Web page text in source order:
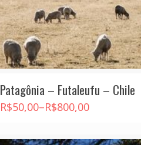
Patagônia – Futaleufu – Chile
R$50,00–R$800,00